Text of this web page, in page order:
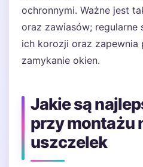
ochronnymi. Ważne jest
oraz zawiasów; regularne
ich korozji oraz zapewnia
zamykanie okien.
Jakie są
przy montażu
uszczelek